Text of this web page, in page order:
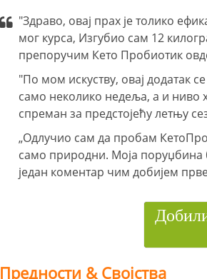
"Здраво, овај прах је толико
мог курса, Изгубио сам 12
препоручим Кето Пробиотик
"По мом искуству, овај додатак
само неколико недеља, а и ниво
спреман за предстојећу летњу
„Одлучио сам да пробам
само природни. Моја поруџбина
један коментар чим добијем
Предности & Својства